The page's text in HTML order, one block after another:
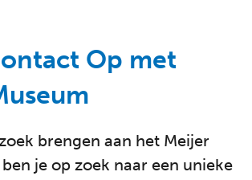
Op met
brengen aan het Meijer
je op zoek naar een unieke